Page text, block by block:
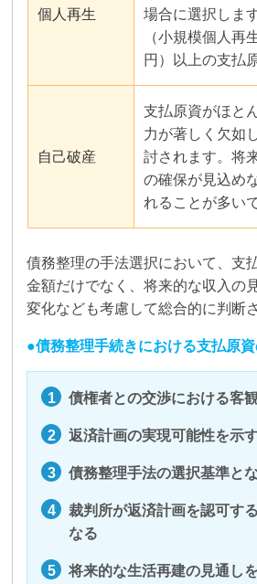
個人再生
場合に選択しま
（小規模個人再
円）以上の支払
自己破産
支払原資がほと
力が著しく欠如
討されます。将
の確保が見込め
れることが多い
債務整理の手法選択において、支
金額だけでなく、将来的な収入の
変化なども考慮して総合的に判断
債務整理手続きにおける支払原資
債権者との交渉における客
返済計画の実現可能性を示
債務整理手法の選択基準と
裁判所が返済計画を認可す
なる
将来的な生活再建の見通し